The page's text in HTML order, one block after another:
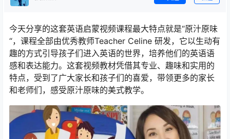
今天分享的这套英语启蒙视频课程最大特点就是“原汁原味
“，课程全部由优秀教师Teacher Celine 研发，它以生动有
趣的方式引导孩子们进入英语的世界，培养他们的英语语
感和表达能力。这套视频教材凭借其专业、趣味和实用的
特点，受到了广大家长和孩子们的喜爱，带领更多的家长
和老师们，感受原汁原味的美式教学。